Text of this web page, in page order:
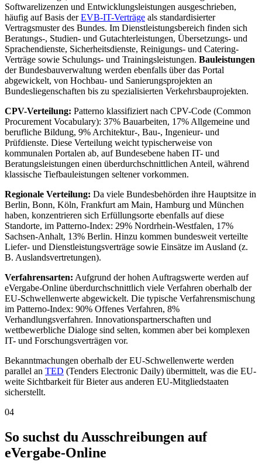
Softwarelizenzen und Entwicklungsleistungen ausgeschrieben,
häufig auf Basis derEVB-IT-Verträge als standardisierter
Vertragsmuster des Bundes. Im Dienstleistungsbereich finden sich
Beratungs-, Studien- und Gutachterleistungen, Übersetzungs- und
Sprachendienste, Sicherheitsdienste, Reinigungs- und Catering-
Verträge sowie Schulungs- und Trainingsleistungen. Bauleistungen
der Bundesbauverwaltung werden ebenfalls über das Portal
abgewickelt, von Hochbau- und Sanierungsprojekten an
Bundesliegenschaften bis zu spezialisierten Verkehrsbauprojekten.
CPV-Verteilung: Patterno klassifiziert nach CPV-Code (Common
Procurement Vocabulary): 37% Bauarbeiten, 17% Allgemeine und
berufliche Bildung, 9% Architektur-, Bau-, Ingenieur- und
Prüfdienste. Diese Verteilung weicht typischerweise von
kommunalen Portalen ab, auf Bundesebene haben IT- und
Beratungsleistungen einen überdurchschnittlichen Anteil, während
klassische Tiefbauleistungen seltener vorkommen.
Regionale Verteilung: Da viele Bundesbehörden ihre Hauptsitze in
Berlin, Bonn, Köln, Frankfurt am Main, Hamburg und München
haben, konzentrieren sich Erfüllungsorte ebenfalls auf diese
Standorte, im Patterno-Index: 29% Nordrhein-Westfalen, 17%
Sachsen-Anhalt, 13% Berlin. Hinzu kommen bundesweit verteilte
Liefer- und Dienstleistungsverträge sowie Einsätze im Ausland (z.
B. Auslandsvertretungen).
Verfahrensarten: Aufgrund der hohen Auftragswerte werden auf
eVergabe-Online überdurchschnittlich viele Verfahren oberhalb der
EU-Schwellenwerte abgewickelt. Die typische Verfahrensmischung
im Patterno-Index: 90% Offenes Verfahren, 8%
Verhandlungsverfahren. Innovationspartnerschaften und
wettbewerbliche Dialoge sind selten, kommen aber bei komplexen
IT- und Forschungsverträgen vor.
Bekanntmachungen oberhalb der EU-Schwellenwerte werden
parallel an TED (Tenders Electronic Daily) übermittelt, was die EU-
weite Sichtbarkeit für Bieter aus anderen EU-Mitgliedstaaten
sicherstellt.
04
So suchst du Ausschreibungen auf
eVergabe-Online